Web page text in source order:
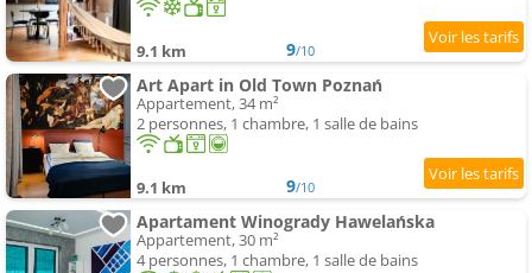
9.1 km 9/10
Art Apart in Old Town Poznań
Appartement, 34 m²
2 personnes, 1 chambre, 1 salle de bains
9.1 km 9/10
Apartament Winogrady Hawelańska
Appartement, 30 m²
4 personnes, 1 chambre, 1 salle de bains